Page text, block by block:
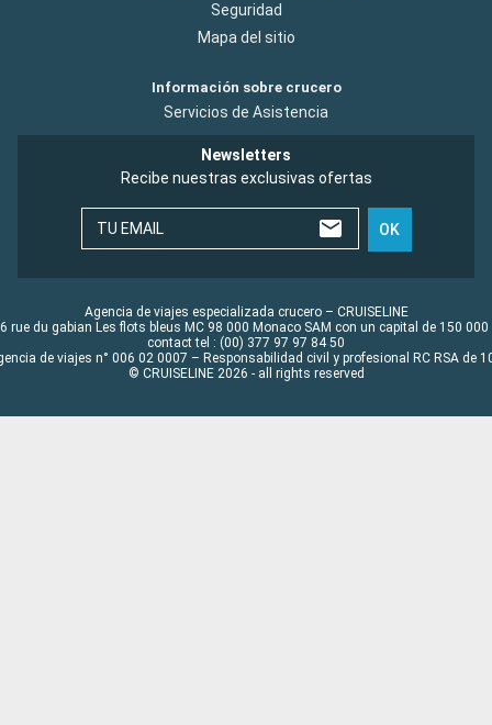
Seguridad
Mapa del sitio
Información sobre crucero
Servicios de Asistencia
Newsletters
Recibe nuestras exclusivas ofertas
TU EMAIL OK
Agencia de viajes especializada crucero – CRUISELINE
rue du gabian Les flots bleus MC 98 000 Monaco SAM con un capital de 150 000
contact tel : (00) 377 97 97 84 50
de viajes n° 006 02 0007 – Responsabilidad civil y profesional RC RSA de
© CRUISELINE 2026 - all rights reserved